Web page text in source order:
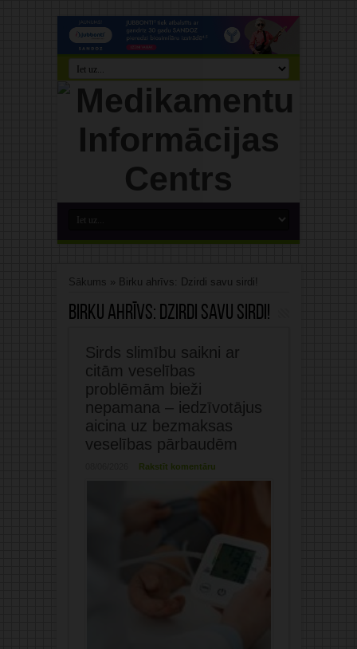
Sākums » Birku ahrīvs: Dzirdi savu sirdi!
Birku ahrīvs: Dzirdi savu sirdi!
Sirds slimību saikni ar
citām veselības
problēmām bieži
nepamana – iedzīvotājus
aicina uz bezmaksas
veselības pārbaudēm
Rakstīt komentāru